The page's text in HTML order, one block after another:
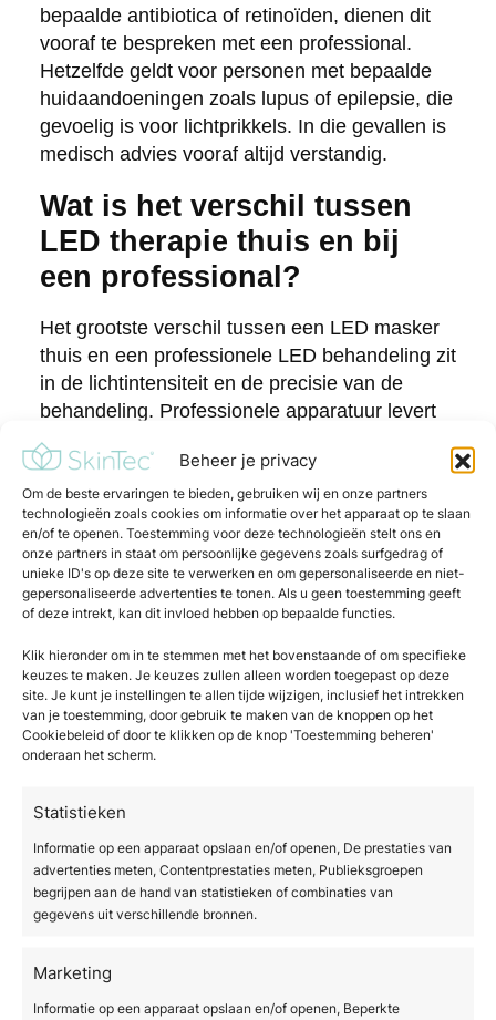
Beheer je privacy
Om de beste ervaringen te bieden, gebruiken wij en onze partners
technologieën zoals cookies om informatie over het apparaat op te slaan
en/of te openen. Toestemming voor deze technologieën stelt ons en
onze partners in staat om persoonlijke gegevens zoals surfgedrag of
unieke ID's op deze site te verwerken en om gepersonaliseerde en niet-
gepersonaliseerde advertenties te tonen. Als u geen toestemming geeft
of deze intrekt, kan dit invloed hebben op bepaalde functies.
Klik hieronder om in te stemmen met het bovenstaande of om specifieke
keuzes te maken. Je keuzes zullen alleen worden toegepast op deze
site. Je kunt je instellingen te allen tijde wijzigen, inclusief het intrekken
van je toestemming, door gebruik te maken van de knoppen op het
Cookiebeleid of door te klikken op de knop 'Toestemming beheren'
onderaan het scherm.
Statistieken
Informatie op een apparaat opslaan en/of openen, De prestaties van
advertenties meten, Contentprestaties meten, Publieksgroepen
begrijpen aan de hand van statistieken of combinaties van
gegevens uit verschillende bronnen.
Marketing
Informatie op een apparaat opslaan en/of openen, Beperkte
bepaalde antibiotica of retinoïden, dienen dit
vooraf te bespreken met een professional.
Hetzelfde geldt voor personen met bepaalde
huidaandoeningen zoals lupus of epilepsie, die
gevoelig is voor lichtprikkels. In die gevallen is
medisch advies vooraf altijd verstandig.
Wat is het verschil tussen
LED therapie thuis en bij
een professional?
Het grootste verschil tussen een LED masker
thuis en een professionele LED behandeling zit
in de lichtintensiteit en de precisie van de
behandeling. Professionele apparatuur levert
een aanzienlijk hogere energiedichtheid, dringt
dieper door in de huid en kan worden
afgestemd op specifieke huidproblemen.
Thuisapparaten zijn veiliger voor dagelijks
gebruik maar leveren minder klinisch meetbaar
resultaat.
Een LED masker voor thuisgebruik kan een
goede aanvulling zijn op professionele sessies,
maar vervangt ze niet. Thuisapparaten zijn
ontworpen met lagere vermogens om veilig
gebruik zonder begeleiding te garanderen.
Professionele apparaten worden bediend door
aanpassen op basis van jouw huidtype,
huidproblemen en behandeldoelen. De
combinatie van beide kan het meest effectieve
resultaat opleveren.
LED therapie